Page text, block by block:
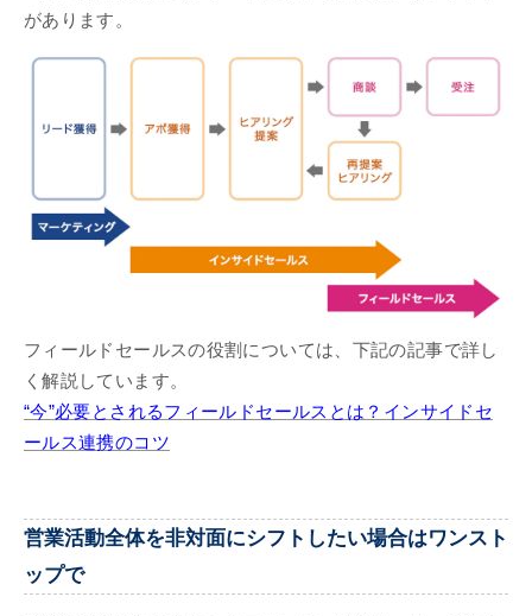
があります。
フィールドセールスの役割については、下記の記事で詳し
く解説しています。
“今”必要とされるフィールドセールスとは？インサイドセ
ールス連携のコツ
営業活動全体を非対面にシフトしたい場合はワンスト
ップで